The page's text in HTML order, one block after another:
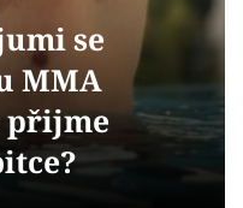
se
MMA
přijme